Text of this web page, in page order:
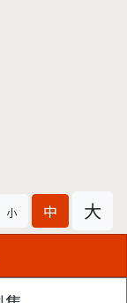
小 中 大